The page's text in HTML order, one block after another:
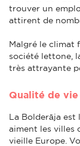
trouver un
attirent de
Malgré le climat
société lettone,
très attrayante
Qualité de
La Bolderāja est
aiment les villes
vieille Europe.